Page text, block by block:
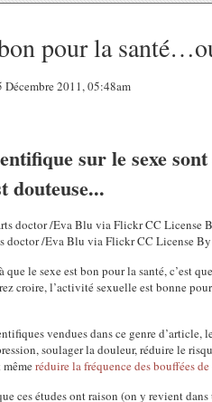
pour la
2011, 05:48am
sur le sexe
douteuse...
doctor /Eva Blu via Flickr CC License
que le sexe est bon pour la santé, c’est
croire, l’activité sexuelle est bonne
vendues dans ce genre d’article,
soulager la douleur, réduire le
réduire la fréquence des bouffées
ces études ont raison (on y revient